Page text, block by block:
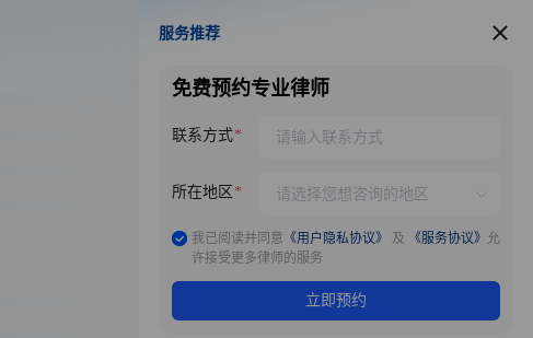
服务推荐
服务推荐
免费预约专业律师
联系方式
所在地区
我已阅读并同意 《用户隐私协议》 及 《服务协议》 允
许接受更多律师的服务
立即预约